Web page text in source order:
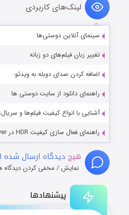
پیشنهادها
لینک‌های کاربردی
سینمای آنلاین دوستی‌ها
تغییر زبان فیلم‌های دو زبانه
اضافه کردن صدای دوبله به ویدئو
راهنمای دانلود از سایت دوستی ها
آشنایی با انواع کیفیت فیلم‌ها و
راهنمای فعال سازی کیفیت HDR در PotPlayer
هیچ دیدگاه ارسال
نمایش / مخفی کردن دیدگاه